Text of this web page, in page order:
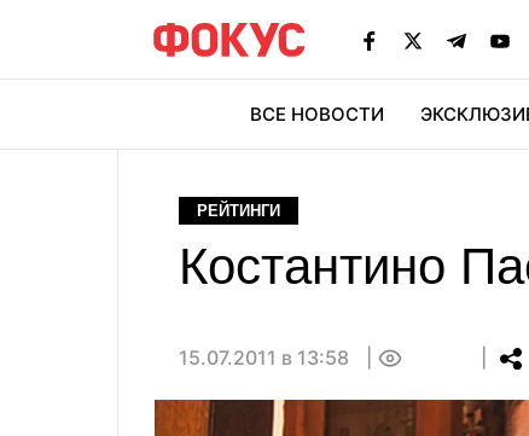
ВСЕ НОВОСТИ
РЕЙТИНГИ
Костантино
15.07.2011 в 13:58